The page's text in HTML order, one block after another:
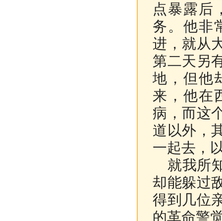
点暴露后
务。他非
进，就从
第二天另
地，但他
来，他在
病，而这
道以外，
一起去，
就我所
却能躲过
得到几位
的革命警